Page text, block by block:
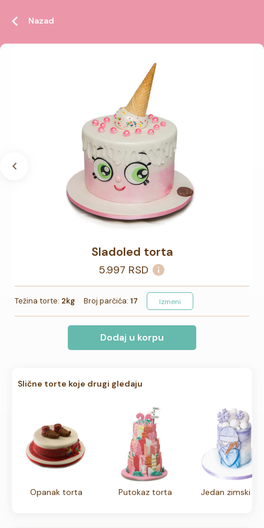
Nazad
Sladoled torta
5.997 RSD
Težina torte: 2kg Broj parčića: 17 Izmeni
Dodaj u korpu
Slične torte koje drugi gledaju
Opanak torta Putokaz torta Jedan zimski